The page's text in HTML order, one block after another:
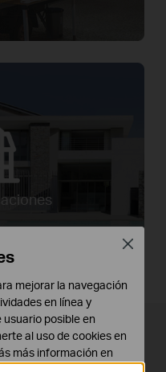
a
mejorar la navegación
en línea y
posible en
al uso de cookies en
más información en
Close